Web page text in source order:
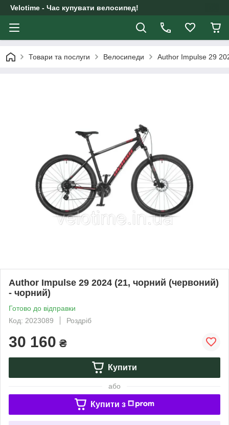
Velotime - Час купувати велосипед!
Товари та послуги Велосипеди Author Impulse 29
Author Impulse 29 2024 (21, чорний (червоний)
- чорний)
Готово до відправки
Код: 2023089
Роздріб
30 160 ₴
Купити
або
Купити з